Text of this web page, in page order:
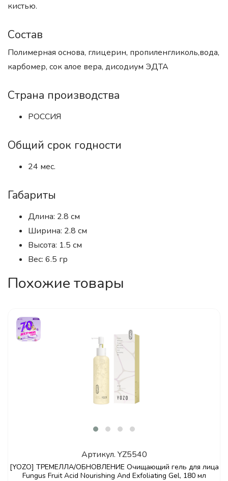
кистью.
Состав
Полимерная основа, глицерин, пропиленгликоль,вода,
карбомер, сок алое вера, дисодиум ЭДТА
Страна производства
РОССИЯ
Общий срок годности
24 мес.
Габариты
Длина: 2.8 см
Ширина: 2.8 см
Высота: 1.5 см
Вес: 6.5 гр
Похожие товары
Артикул. YZ5540
[YOZO] ТРЕМЕЛЛА/ОБНОВЛЕНИЕ Очищающий гель для лица
Fungus Fruit Acid Nourishing And Exfoliating Gel, 180 мл